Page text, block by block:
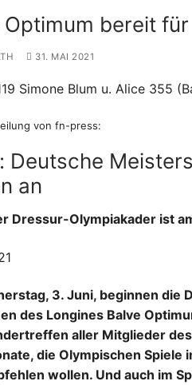
Optimum bereit
31. MAI 2021
von fn-press:
Deutsche
an
Dressur-Olympiakader ist
3. Juni, beginnen
des Longines Balve
aller Mitglieder
die Olympischen Spiele
wollen. Und auch im